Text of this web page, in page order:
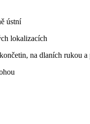
ústní
lokalizacích
na dlaních rukou